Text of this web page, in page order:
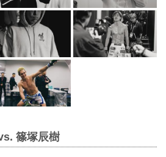
篠塚辰樹